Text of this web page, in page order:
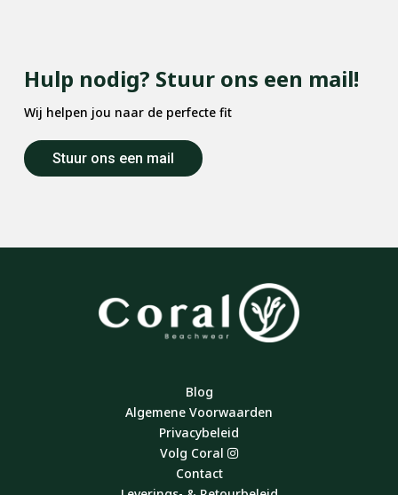
Hulp nodig? Stuur ons een mail!
Wij helpen jou naar de perfecte fit
Stuur ons een mail
Blog
Algemene Voorwaarden
Privacybeleid
Volg Coral
Contact